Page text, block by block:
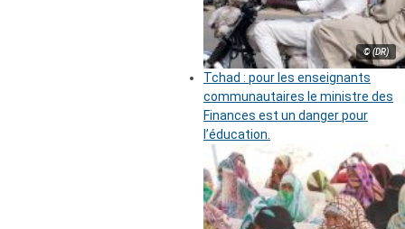
© (DR)
Tchad : pour les enseignants
communautaires le ministre des
Finances est un danger pour
l’éducation.